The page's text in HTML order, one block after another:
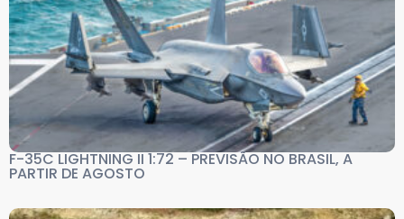
F-35C LIGHTNING II 1:72 – PREVISÃO NO BRASIL, A
PARTIR DE AGOSTO